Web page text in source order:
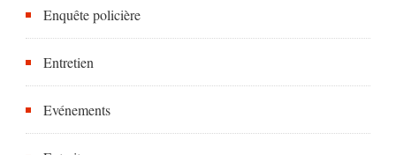
Enquête policière
Entretien
Evénements